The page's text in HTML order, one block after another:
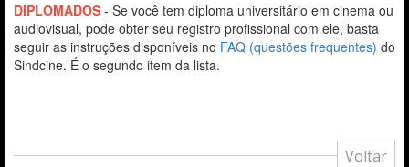
DIPLOMADOS - Se você tem diploma universitário em cinema ou
audiovisual, pode obter seu registro profissional com ele, basta
seguir as instruções disponíveis no FAQ (questões frequentes) do
Sindcine. É o segundo item da lista.
Voltar